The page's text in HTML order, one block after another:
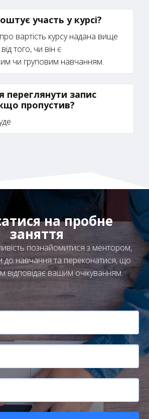
участь у курсі?
вартість курсу надана вище
того, чи він є
чи груповим навчанням.
переглянути запис
пропустив?
на пробне
заняття
познайомитися з ментором,
до навчання та переконатися, що
відповідає вашим очікуванням.